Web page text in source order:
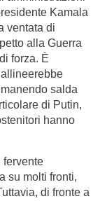
Kamala
ventata di
alla Guerra
forza. È
salda
di Putin,
hanno
fervente
su molti fronti,
di fronte a